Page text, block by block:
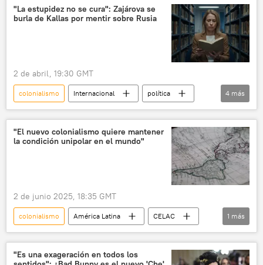
neocolonialismo
Occidente EEUU
"La estupidez no se cura": Zajárova se
burla de Kallas por mentir sobre Rusia
2 de abril, 19:30 GMT
colonialismo Internacional
política
María Zajárova
neocolonialismo
Occidente
🌍 Europa
4 más
"El nuevo colonialismo quiere mantener
la condición unipolar en el mundo"
2 de junio 2025, 18:35 GMT
colonialismo América Latina
CELAC
💬 Opinión y Análisis
1 más
"Es una exageración en todos los